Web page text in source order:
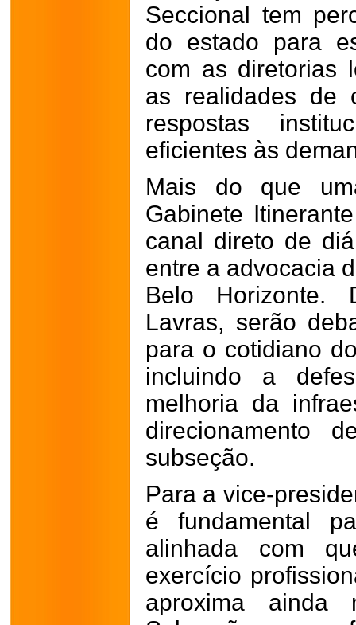
Seccional tem
do estado para
com as diretorias
as realidades de
respostas
eficientes às
Mais do que
Gabinete
canal direto de
entre a advocacia
Belo Horizonte.
Lavras, serão
para o cotidiano
incluindo a
melhoria da
direcionamento
subseção.
Para a vice-
é fundamental
alinhada com
exercício
aproxima ainda